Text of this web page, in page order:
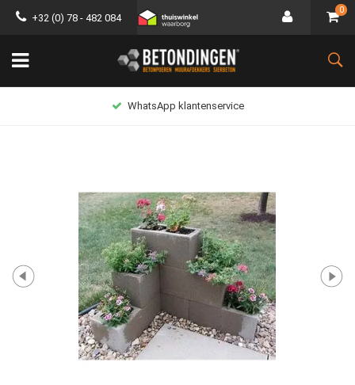
+32 (0) 78 - 482 084
0
WhatsApp klantenservice